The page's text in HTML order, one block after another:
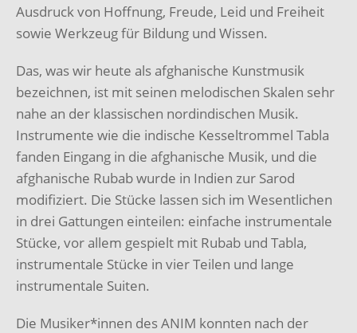
Ausdruck von Hoffnung, Freude, Leid und Freiheit
sowie Werkzeug für Bildung und Wissen.
Das, was wir heute als afghanische Kunstmusik
bezeichnen, ist mit seinen melodischen Skalen sehr
nahe an der klassischen nordindischen Musik.
Instrumente wie die indische Kesseltrommel Tabla
fanden Eingang in die afghanische Musik, und die
afghanische Rubab wurde in Indien zur Sarod
modifiziert. Die Stücke lassen sich im Wesentlichen
in drei Gattungen einteilen: einfache instrumentale
Stücke, vor allem gespielt mit Rubab und Tabla,
instrumentale Stücke in vier Teilen und lange
instrumentale Suiten.
Die Musiker*innen des ANIM konnten nach der